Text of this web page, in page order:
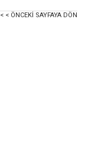
< < ÖNCEKI SAYFAYA DÖN